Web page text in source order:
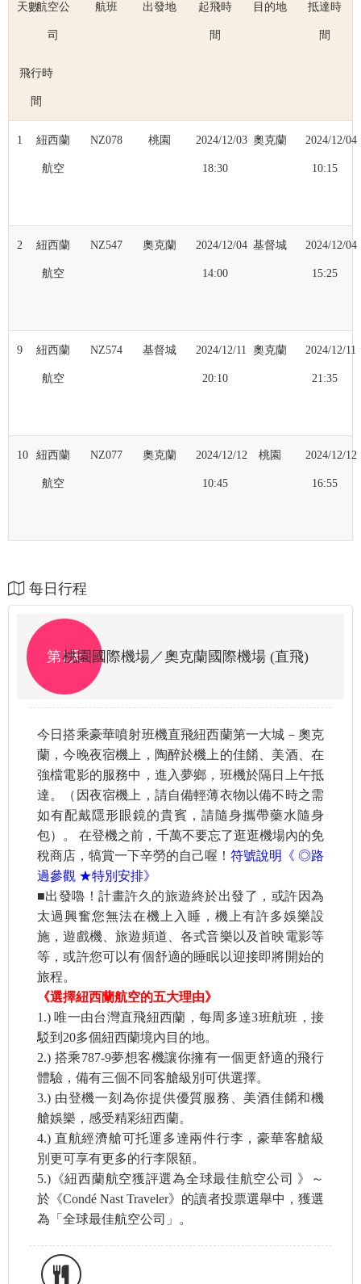
天數航空公
司
航班 出發地 起飛時
間
目的地 抵達時
間
飛行時
間
1 紐西蘭
航空
NZ078 桃園 2024/12/03
18:30
奧克蘭 2024/12/04
10:15
2 紐西蘭
航空
NZ547 奧克蘭 2024/12/04
14:00
基督城 2024/12/04
15:25
9 紐西蘭
航空
NZ574 基督城 2024/12/11
20:10
奧克蘭 2024/12/11
21:35
10 紐西蘭
航空
NZ077 奧克蘭 2024/12/12
10:45
桃園 2024/12/12
16:55
每日行程
第1天
桃園國際機場／奧克蘭國際機場 (直飛)
今日搭乘豪華噴射班機直飛紐西蘭第一大城－奧克
蘭，今晚夜宿機上，陶醉於機上的佳餚、美酒、在
強檔電影的服務中，進入夢鄉，班機於隔日上午抵
達。（因夜宿機上，請自備輕薄衣物以備不時之需
如有配戴隱形眼鏡的貴賓，請隨身攜帶藥水隨身
包）。 在登機之前，千萬不要忘了逛逛機場內的免
稅商店，犒賞一下辛勞的自己喔！ 符號說明《 ◎路
過參觀 ★特別安排》
■出發嚕！計畫許久的旅遊終於出發了，或許因為
太過興奮您無法在機上入睡，機上有許多娛樂設
施，遊戲機、旅遊頻道、各式音樂以及首映電影等
等，或許您可以有個舒適的睡眠以迎接即將開始的
旅程。
《選擇紐西蘭航空的五大理由》
1.) 唯一由台灣直飛紐西蘭，每周多達3班航班，接
駁到20多個紐西蘭境內目的地。
2.) 搭乘787-9夢想客機讓你擁有一個更舒適的飛行
體驗，備有三個不同客艙級別可供選擇。
3.) 由登機一刻為你提供優質服務、美酒佳餚和機
艙娛樂，感受精彩紐西蘭。
4.) 直航經濟艙可托運多達兩件行李，豪華客艙級
別更可享有更多的行李限額。
5.)《紐西蘭航空獲評選為全球最佳航空公司 》～
於《Condé Nast Traveler》的讀者投票選舉中，獲選
為「全球最佳航空公司」。